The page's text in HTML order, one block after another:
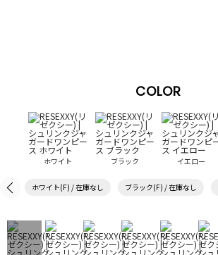
COLOR
ホワイト ブラック イエロー
ホワイト(F) / 在庫なし ブラック(F) / 在庫なし